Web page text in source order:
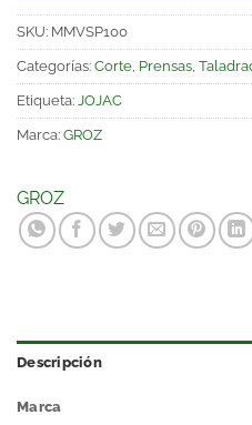
SKU: MMVSP100
Categorías: Corte Prensas
Etiqueta: JOJAC
Marca: GROZ
GROZ
Descripción
Marca